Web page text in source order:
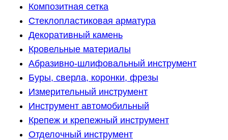
Композитная сетка
Стеклопластиковая арматура
Декоративный камень
Кровельные материалы
Абразивно-шлифовальный инструмент
Буры, сверла, коронки, фрезы
Измерительный инструмент
Инструмент автомобильный
Крепеж и крепежный инструмент
Отделочный инструмент